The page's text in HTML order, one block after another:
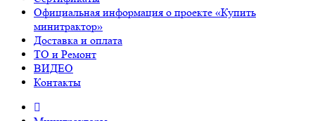
Официальная информация о проекте «Купить
минитрактор»
Доставка и оплата
ТО и Ремонт
ВИДЕО
Контакты